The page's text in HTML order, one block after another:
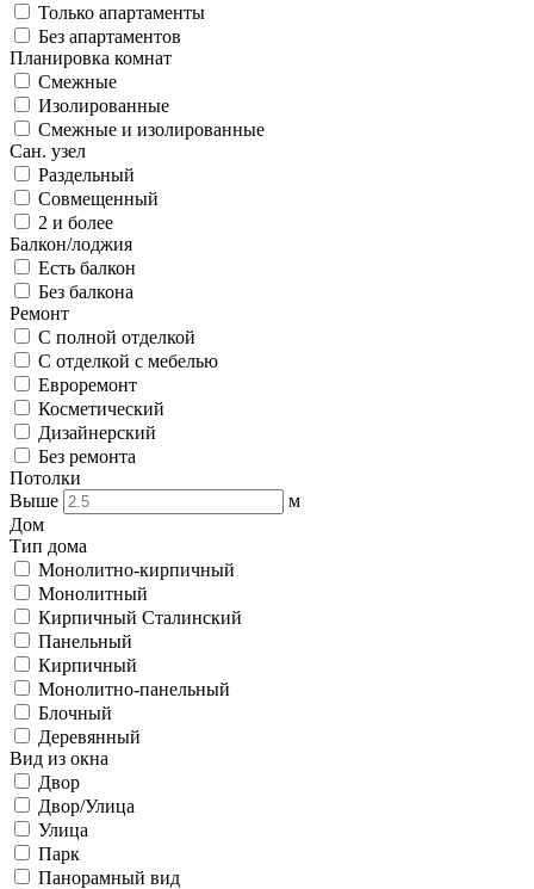
Только апартаменты
Без апартаментов
Планировка комнат
Смежные
Изолированные
Смежные и изолированные
Сан. узел
Раздельный
Совмещенный
2 и более
Балкон/лоджия
Есть балкон
Без балкона
Ремонт
С полной отделкой
С отделкой с мебелью
Евроремонт
Косметический
Дизайнерский
Без ремонта
Потолки
Выше
м
Дом
Тип дома
Монолитно-кирпичный
Монолитный
Кирпичный Сталинский
Панельный
Кирпичный
Монолитно-панельный
Блочный
Деревянный
Вид из окна
Двор
Двор/Улица
Улица
Парк
Панорамный вид